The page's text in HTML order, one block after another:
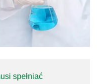
spełniać